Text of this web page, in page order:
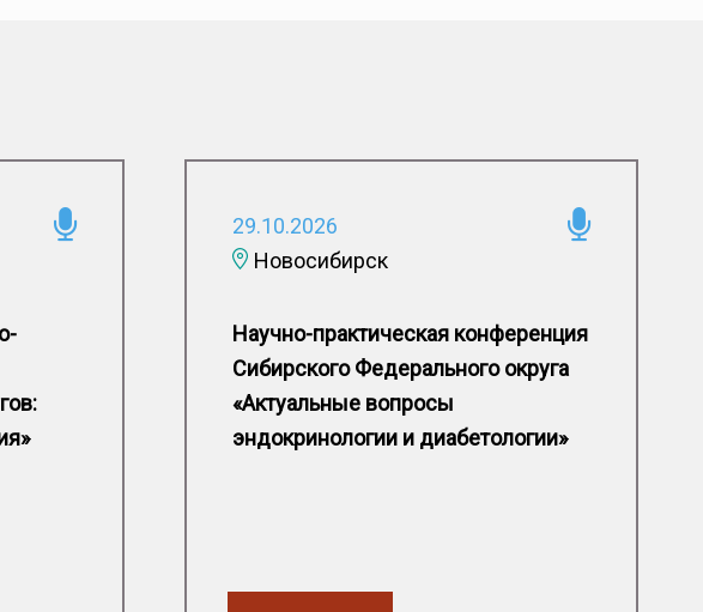
29.10.2026
Новосибирск
Научно-практическая конференция
Сибирского Федерального округа
«Актуальные вопросы
эндокринологии и диабетологии»